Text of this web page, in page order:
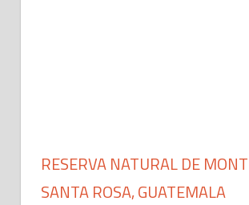
RESERVA NATURAL DE
SANTA ROSA, GUATEMALA